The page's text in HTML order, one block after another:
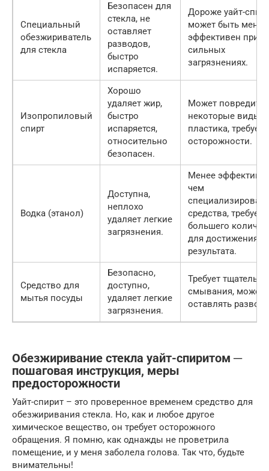
Специальный
обезжириватель
для стекла
Безопасен для
стекла, не
оставляет
разводов,
быстро
испаряется.
Дороже уайт-
может быть менее
эффективен при
сильных
загрязнениях.
Изопропиловый
спирт
Хорошо
удаляет жир,
быстро
испаряется,
относительно
безопасен.
Может повредить
некоторые виды
пластика, требует
осторожности.
Водка (этанол)
Доступна,
неплохо
удаляет легкие
загрязнения.
Менее
чем
средства, требует
большего
для достижения
результата.
Средство для
мытья посуды
Безопасно,
доступно,
удаляет легкие
загрязнения.
Требует
смывания, может
оставлять
Обезжиривание стекла уайт-спиритом ─
пошаговая инструкция, меры
предосторожности
Уайт-спирит – это проверенное временем средство для
обезжиривания стекла. Но, как и любое другое
химическое вещество, он требует осторожного
обращения. Я помню, как однажды не проветрила
помещение, и у меня заболела голова. Так что, будьте
внимательны!